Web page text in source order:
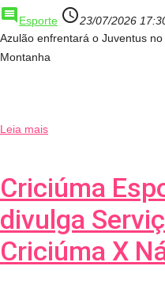
comment Esporte access_time23/07/2026
Azulão enfrentará o Juventus
Montanha
Leia mais
Criciúma
divulga
Criciúma X